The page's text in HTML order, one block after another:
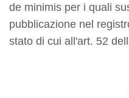
de minimis per i quali
pubblicazione nel
stato di cui all'art. 52